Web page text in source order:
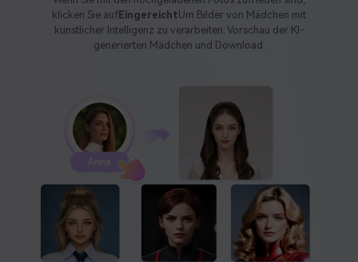
klicken Sie auf Eingereicht Um Bilder von Mädchen mit
künstlicher Intelligenz zu verarbeiten. Vorschau der KI-
generierten Mädchen und Download.